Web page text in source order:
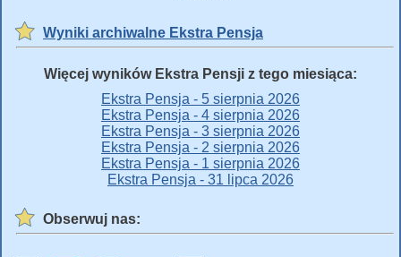
Wyniki archiwalne Ekstra Pensja
Więcej wyników Ekstra Pensji z tego miesiąca:
Ekstra Pensja - 5 sierpnia 2026
Ekstra Pensja - 4 sierpnia 2026
Ekstra Pensja - 3 sierpnia 2026
Ekstra Pensja - 2 sierpnia 2026
Ekstra Pensja - 1 sierpnia 2026
Ekstra Pensja - 31 lipca 2026
Obserwuj nas: